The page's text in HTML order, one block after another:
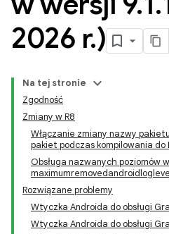
2026 r.)
Na tej stronie
Zgodność
Zmiany w R8
Włączanie zmiany nazwy
pakiet podczas kompilowania do
Obsługa nazwanych poziomów
Rozwiązane problemy
Wtyczka Androida do obsługi
Wtyczka Androida do obsługi